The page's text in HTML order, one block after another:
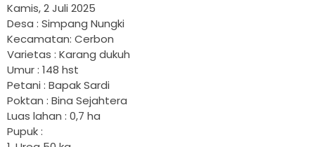
Kamis, 2 Juli 2025
Desa : Simpang Nungki
Kecamatan: Cerbon
Varietas : Karang dukuh
Umur : 148 hst
Petani : Bapak Sardi
Poktan : Bina Sejahtera
Luas lahan : 0,7 ha
Pupuk :